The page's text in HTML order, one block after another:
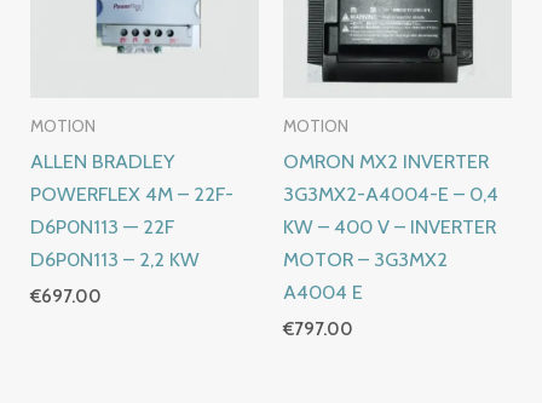
MOTION
ALLEN BRADLEY
POWERFLEX 4M – 22F-
D6P0N113 — 22F
D6P0N113 – 2,2 KW
€697.00
MOTION
OMRON MX2 INVERTER
3G3MX2-A4004-E – 0,4
KW – 400 V – INVERTER
MOTOR – 3G3MX2
A4004 E
€797.00